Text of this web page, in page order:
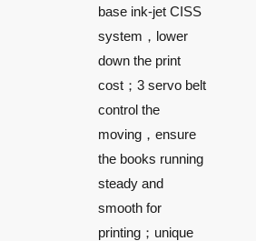
base ink-jet CISS
system，lower
down the print
cost；3 servo belt
control the
moving，ensure
the books running
steady and
smooth for
printing；unique